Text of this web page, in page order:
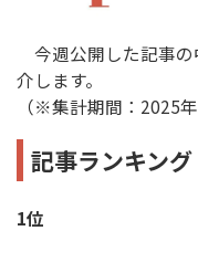
今週公開した記事の
介します。
（※集計期間：2025
記事ランキン
1位